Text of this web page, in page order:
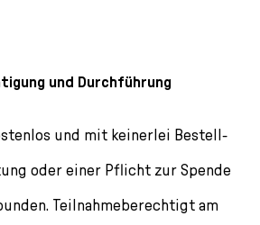
und Durchführung
und mit keinerlei Bestell-
oder einer Pflicht zur Spende
Teilnahmeberechtigt am